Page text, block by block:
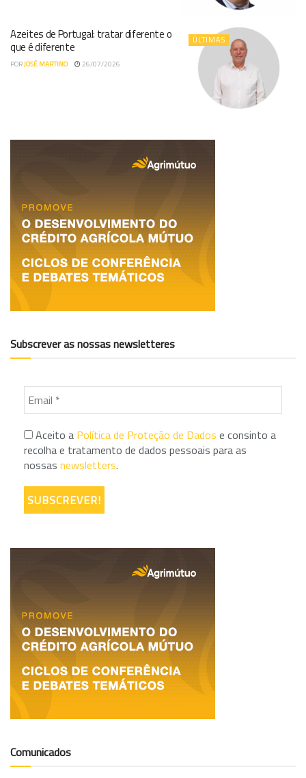
ÚLTIMAS
Azeites de Portugal: tratar diferente o
que é diferente
PORJOSÉ MARTINO 26/07/2026
Subscrever as nossas newsletteres
Aceito a Política de Proteção de Dados e consinto a
recolha e tratamento de dados pessoais para as
nossas newsletters.
Comunicados